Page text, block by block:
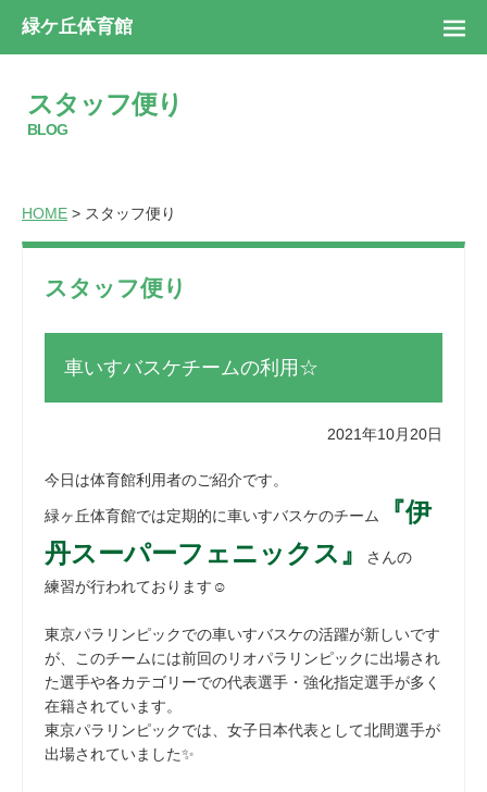
緑ケ丘体育館
スタッフ便り
BLOG
HOME > スタッフ便り
スタッフ便り
車いすバスケチームの利用☆
2021年10月20日
今日は体育館利用者のご紹介です。
緑ヶ丘体育館では定期的に車いすバスケのチーム
『伊
丹スーパーフェニックス』
さんの
練習が行われております☺
東京パラリンピックでの車いすバスケの活躍が新しいです
が、このチームには前回のリオパラリンピックに出場され
た選手や各カテゴリーでの代表選手・強化指定選手が多く
在籍されています。
東京パラリンピックでは、女子日本代表として北間選手が
出場されていました✨